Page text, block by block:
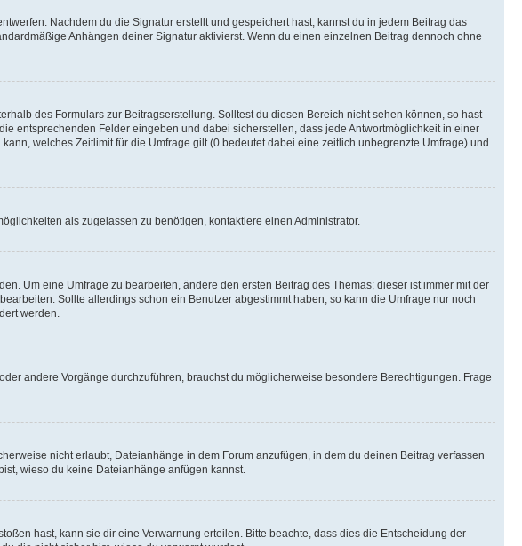
Nachdem du die Signatur erstellt und gespeichert hast, kannst du in jedem Beitrag das
Anhängen deiner Signatur aktivierst. Wenn du einen einzelnen Beitrag dennoch ohne
des Formulars zur Beitragserstellung. Solltest du diesen Bereich nicht sehen können, so hast
entsprechenden Felder eingeben und dabei sicherstellen, dass jede Antwortmöglichkeit in einer
welches Zeitlimit für die Umfrage gilt (0 bedeutet dabei eine zeitlich unbegrenzte Umfrage) und
als zugelassen zu benötigen, kontaktiere einen Administrator.
Um eine Umfrage zu bearbeiten, ändere den ersten Beitrag des Themas; dieser ist immer mit der
Sollte allerdings schon ein Benutzer abgestimmt haben, so kann die Umfrage nur noch
werden.
andere Vorgänge durchzuführen, brauchst du möglicherweise besondere Berechtigungen. Frage
nicht erlaubt, Dateianhänge in dem Forum anzufügen, in dem du deinen Beitrag verfassen
wieso du keine Dateianhänge anfügen kannst.
hast, kann sie dir eine Verwarnung erteilen. Bitte beachte, dass dies die Entscheidung der